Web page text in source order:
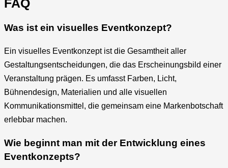
FAQ
Was ist ein visuelles Eventkonzept?
Ein visuelles Eventkonzept ist die Gesamtheit aller
Gestaltungsentscheidungen, die das Erscheinungsbild einer
Veranstaltung prägen. Es umfasst Farben, Licht,
Bühnendesign, Materialien und alle visuellen
Kommunikationsmittel, die gemeinsam eine Markenbotschaft
erlebbar machen.
Wie beginnt man mit der Entwicklung eines
Eventkonzepts?